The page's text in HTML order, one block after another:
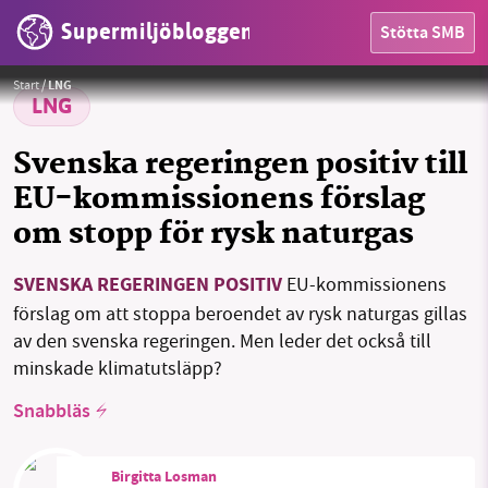
Supermiljöbloggen Stötta SMB
HEM
OMRÅDEN
MILJÖFAKTA
Sök
Start/LNG
LNG
Svenska regeringen positiv till
EU-kommissionens förslag
om stopp för rysk naturgas
SVENSKA REGERINGEN POSITIV EU-kommissionens
förslag om att stoppa beroendet av rysk naturgas gillas
av den svenska regeringen. Men leder det också till
minskade klimatutsläpp?
Snabbläs
Birgitta Losman
World Economic Forum/Monika Flueckiger